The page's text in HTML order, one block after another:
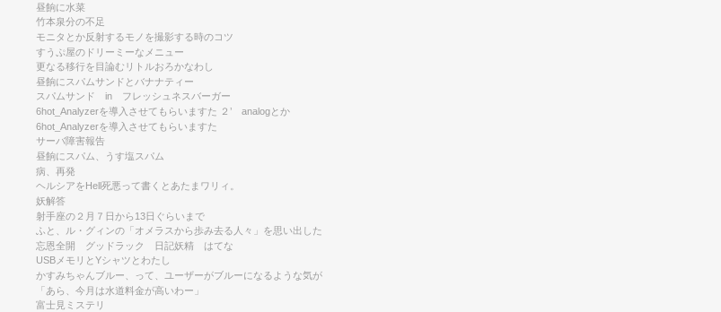
昼餉に水菜
竹本泉分の不足
モニタとか反射するモノを撮影する時のコツ
すうぷ屋のドリーミーなメニュー
更なる移行を目論むリトルおろかなわし
昼餉にスパムサンドとバナナティー
スパムサンド in フレッシュネスバーガー
6hot_Analyzerを導入させてもらいますた ２’ analogとか
6hot_Analyzerを導入させてもらいますた
サーバ障害報告
昼餉にスパム、うす塩スパム
病、再発
ヘルシアをHell死悪って書くとあたまワリィ。
妖解答
射手座の２月７日から13日ぐらいまで
ふと、ル・グィンの「オメラスから歩み去る人々」を思い出した
忘恩全開 グッドラック 日記妖精 はてな
USBメモリとYシャツとわたし
かすみちゃんブルー、って、ユーザーがブルーになるような気が
「あら、今月は水道料金が高いわー」
富士見ミステリ